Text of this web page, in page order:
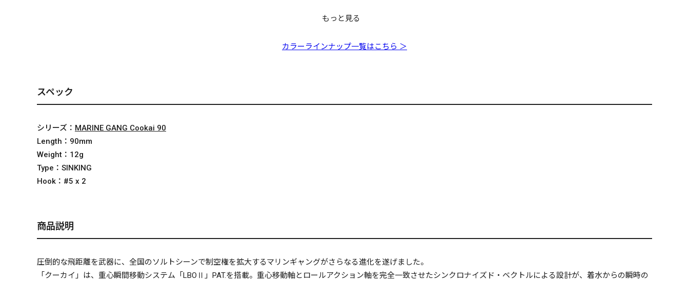
Cookai 90S どチャー
もっと見る
カラーラインナップ一覧はこちら ＞
スペック
シリーズ： MARINE GANG Cookai 90
Length： 90mm
Weight： 12g
Type： SINKING
Hook： #5 x 2
商品説明
圧倒的な飛距離を武器に、全国のソルトシーンで制空権を拡大するマリンギャングがさらなる進化を遂げました。
「クーカイ」は、重心瞬間移動システム「LBOⅡ」PAT.を搭載。重心移動軸とロールアクション軸を完全一致させたシンクロナイズド・ベクトルによる設計が、着水からの瞬時の